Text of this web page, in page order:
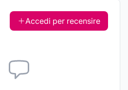
Accedi per recensire